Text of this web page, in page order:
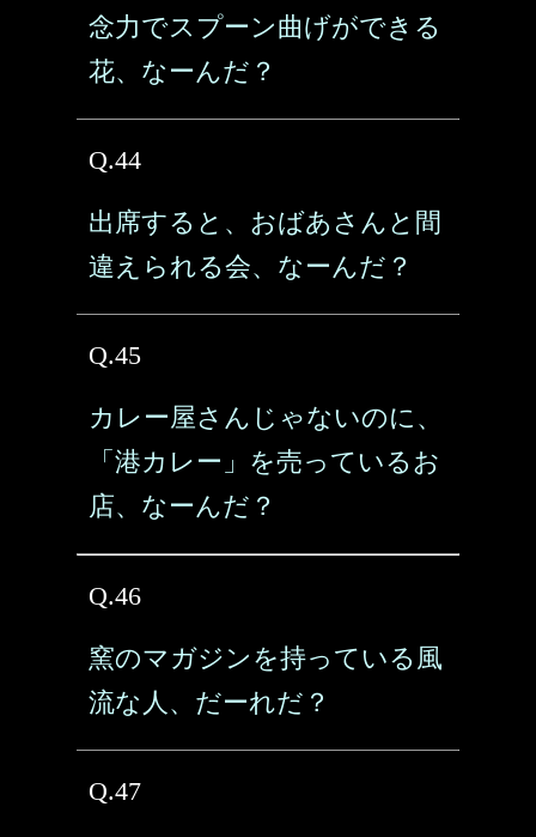
念力でスプーン曲げができる
花、なーんだ？
Q.44
出席すると、おばあさんと間
違えられる会、なーんだ？
Q.45
カレー屋さんじゃないのに、
「港カレー」を売っているお
店、なーんだ？
Q.46
窯のマガジンを持っている風
流な人、だーれだ？
Q.47